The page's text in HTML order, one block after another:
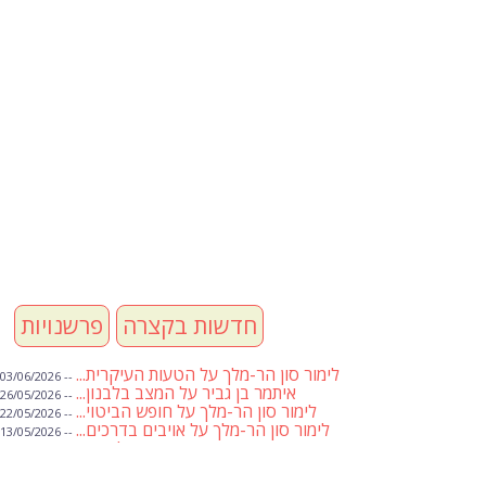
פרשנויות חדשות בקצרה
לימור סון הר-מלך על הטעות העיקרית... -- 03/06/2026
איתמר בן גביר על המצב בלבנון... -- 26/05/2026
לימור סון הר-מלך על חופש הביטוי... -- 22/05/2026
לימור סון הר-מלך על אויבים בדרכים... -- 13/05/2026
שבועת אמונים לדעאש